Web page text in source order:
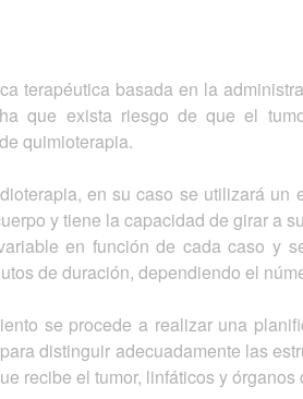
terapéutica basada en la
que exista riesgo de que el
quimioterapia.
en su caso se utilizará
y tiene la capacidad de girar a
en función de cada caso y
de duración, dependiendo el
se procede a realizar una
distinguir adecuadamente las
recibe el tumor, linfáticos y